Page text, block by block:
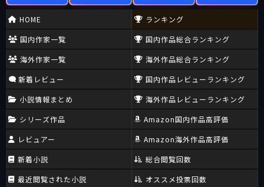
HOME
国内作家一覧
海外作家一覧
新着レビュー
小説情報まとめ
シリーズ作品
レビュアー
新着小説
最近閲覧された小説
ランキング
国内作品総合ランキング
海外作品総合ランキング
国内作品レビューランキング
海外作品レビューランキング
Amazon国内作品高評価
Amazon海外作品高評価
総合閲覧回数
オススメ投票回数